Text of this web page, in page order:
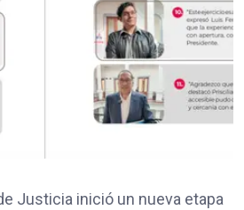
Justicia inició un nueva etapa